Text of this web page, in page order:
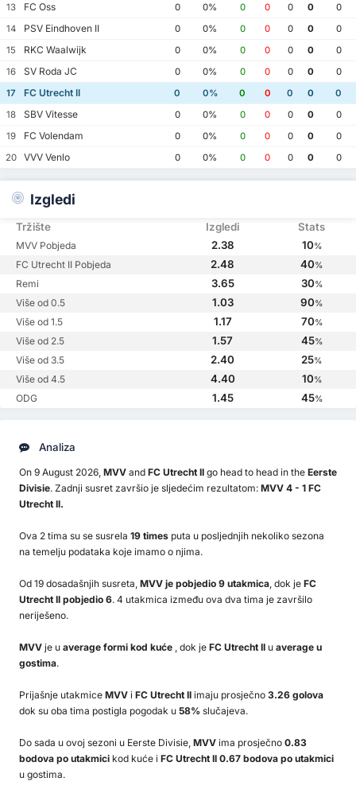
13
FC Oss 0 0% 0 0 0 0
0
14
PSV Eindhoven II 0 0% 0 0 0 0
0
15
RKC Waalwijk 0 0% 0 0 0 0
0
16
SV Roda JC 0 0% 0 0 0 0
0
17
FC Utrecht II 0 0% 0 0 0 0
0
18
SBV Vitesse 0 0% 0 0 0 0
0
19
FC Volendam 0 0% 0 0 0 0
0
20
VVV Venlo 0 0% 0 0 0 0 0
Izgledi
Tržište Izgledi Stats
MVV Pobjeda 2.38 10%
FC Utrecht II Pobjeda 2.48 40%
Remi 3.65 30%
Više od 0.5 1.03 90%
Više od 1.5 1.17 70%
Više od 2.5 1.57 45%
Više od 3.5 2.40 25%
Više od 4.5 4.40 10%
ODG 1.45 45%
Analiza
On 9 August 2026, MVV and FC Utrecht II go head to head in the Eerste
Divisie. Zadnji susret završio je sljedećim rezultatom: MVV 4 - 1 FC
Utrecht II.
Ova 2 tima su se susrela 19 times puta u posljednjih nekoliko sezona
na temelju podataka koje imamo o njima.
Od 19 dosadašnjih susreta, MVV je pobjedio 9 utakmica, dok je FC
Utrecht II pobjedio 6. 4 utakmica između ova dva tima je završilo
neriješeno.
MVV je u average formi kod kuće , dok je FC Utrecht II u average u
gostima.
Prijašnje utakmice MVV i FC Utrecht II imaju prosječno 3.26 golova
dok su oba tima postigla pogodak u 58% slučajeva.
Do sada u ovoj sezoni u Eerste Divisie, MVV ima prosječno 0.83
bodova po utakmici kod kuće i FC Utrecht II 0.67 bodova po utakmici
u gostima.